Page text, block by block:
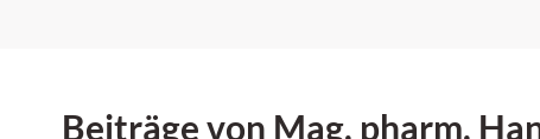
Beiträge von Mag. pharm.